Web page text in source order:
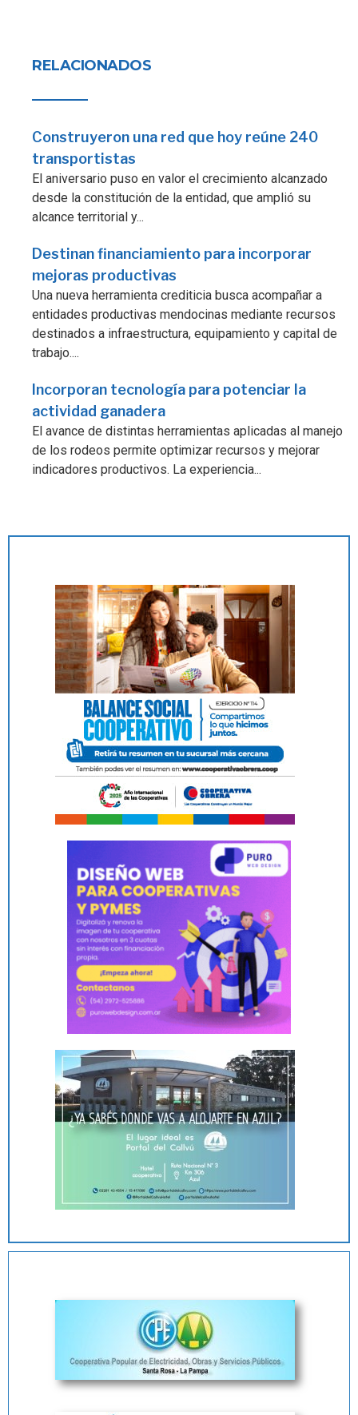
RELACIONADOS
Construyeron una red que hoy reúne 240
transportistas
El aniversario puso en valor el crecimiento alcanzado
desde la constitución de la entidad, que amplió su
alcance territorial y...
Destinan financiamiento para incorporar
mejoras productivas
Una nueva herramienta crediticia busca acompañar a
entidades productivas mendocinas mediante recursos
destinados a infraestructura, equipamiento y capital de
trabajo....
Incorporan tecnología para potenciar la
actividad ganadera
El avance de distintas herramientas aplicadas al manejo
de los rodeos permite optimizar recursos y mejorar
indicadores productivos. La experiencia...